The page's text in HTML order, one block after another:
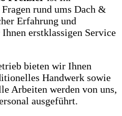
rund ums Dach &
Erfahrung und
erstklassigen Service
bieten wir Ihnen
Handwerk sowie
Arbeiten werden von uns,
ausgeführt.